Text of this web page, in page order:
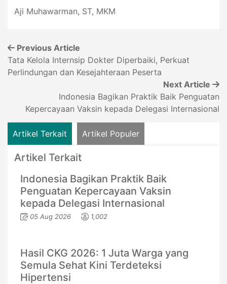
Aji Muhawarman, ST, MKM
Previous Article
Tata Kelola Internsip Dokter Diperbaiki, Perkuat
Perlindungan dan Kesejahteraan Peserta
Next Article
Indonesia Bagikan Praktik Baik Penguatan
Kepercayaan Vaksin kepada Delegasi Internasional
Artikel Terkait Artikel Populer
Artikel Terkait
Indonesia Bagikan Praktik Baik
Penguatan Kepercayaan Vaksin
kepada Delegasi Internasional
05 Aug 2026 1,002
Hasil CKG 2026: 1 Juta Warga yang
Semula Sehat Kini Terdeteksi
Hipertensi